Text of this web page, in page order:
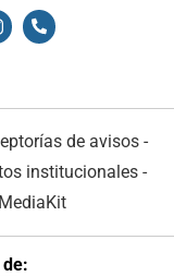
de avisos -
institucionales -
MediaKit